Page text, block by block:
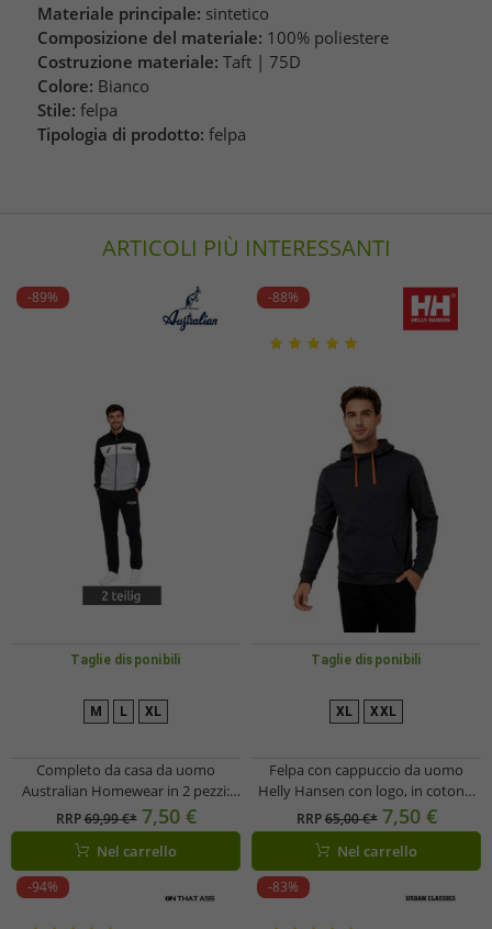
Materiale principale: sintetico
Composizione del materiale: 100% poliestere
Costruzione materiale: Taft | 75D
Colore: Bianco
Stile: felpa
Tipologia di prodotto: felpa
ARTICOLI PIÙ INTERESSANTI
-89%
Taglie disponibili
M L XL
Completo da casa da uomo
Australian Homewear in 2 pezzi:
felpa in cotone e pantaloni da
jogging con logo AF67,
grigio/nero/bianco
RRP69,99 €* 7,50 €
Nel carrello
-88%
Taglie disponibili
XL XXL
Felpa con cappuccio da uomo
Helly Hansen con logo, in cotone,
300 g/m², codice 79264_991, colore
nero
RRP65,00 €* 7,50 €
Nel carrello
-94% -83%